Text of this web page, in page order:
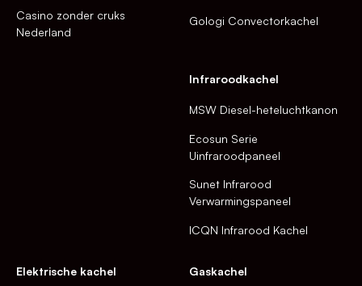
Casino zonder cruks
Nederland
Gologi Convectorkachel
Infraroodkachel
MSW Diesel-heteluchtkanon
Ecosun Serie
Uinfraroodpaneel
Sunet Infrarood
Verwarmingspaneel
ICQN Infrarood Kachel
Elektrische kachel Gaskachel